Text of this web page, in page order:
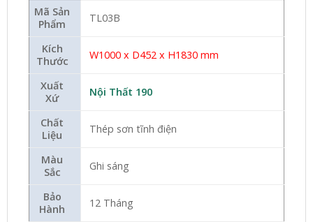
Mã Sản
Phẩm
TL03B
Kích
Thước
W1000 x D452 x H1830 mm
Xuất
Xứ
Nội Thất 190
Chất
Liệu
Thép sơn tĩnh điện
Màu
Sắc
Ghi sáng
Bảo
Hành
12 Tháng